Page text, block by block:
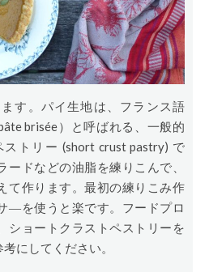
す。パイ生地は、フランス語
brisée）と呼ばれる、一般的
トリー (short crust pastry) で
ドなどの油脂を練りこんで、
て作ります。最初の練りこみ作
―を使うと楽です。フードプロ
ショートクラストペストリーを
考にしてください。